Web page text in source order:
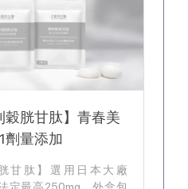
穀胱甘肽】青春美
劑量添加
甘肽】選用日本大廠